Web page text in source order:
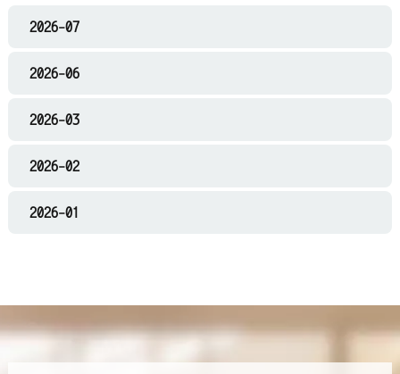
2026-07
2026-06
2026-03
2026-02
2026-01